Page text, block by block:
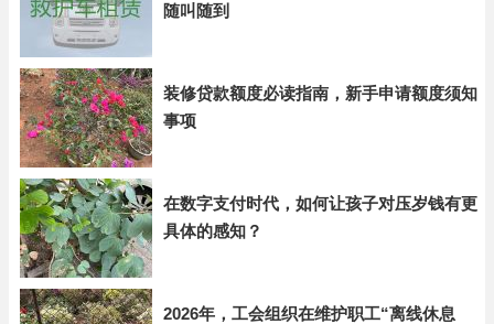
随叫随到
装修贷款额度必读指南，新手申请额度须知
事项
在数字支付时代，如何让孩子对压岁钱有更
具体的感知？
2026年，工会组织在维护职工“离线休息